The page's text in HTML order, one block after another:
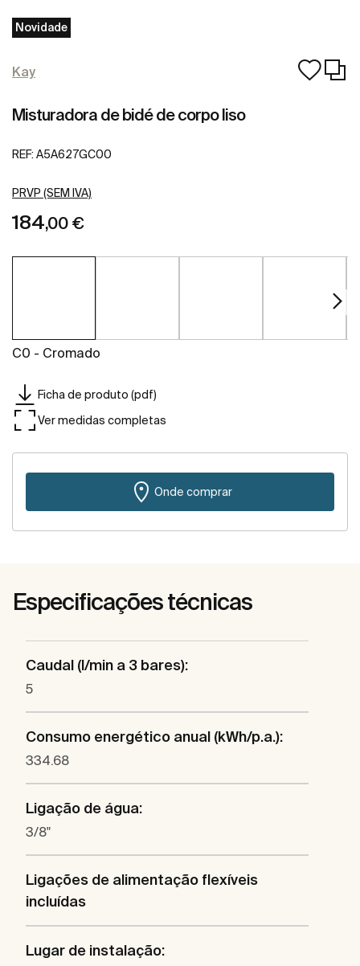
Novidade
Kay
Misturadora de bidé de corpo liso
REF: A5A627GC00
PRVP (SEM IVA)
184,00 €
C0 - Cromado
Ficha de produto (pdf)
Ver medidas completas
Onde comprar
Especificações técnicas
Caudal (l/min a 3 bares):
5
Consumo energético anual (kWh/p.a.):
334.68
Ligação de água:
3/8"
Ligações de alimentação flexíveis
incluídas
Lugar de instalação: